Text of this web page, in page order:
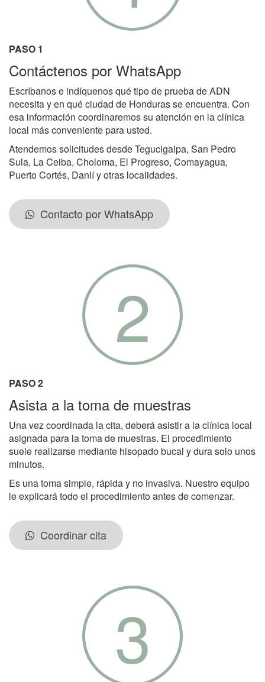
PASO 1
Contáctenos por WhatsApp
Escríbanos e indíquenos qué tipo de prueba de ADN
necesita y en qué ciudad de Honduras se encuentra. Con
esa información coordinaremos su atención en la clínica
local más conveniente para usted.
Atendemos solicitudes desde Tegucigalpa, San Pedro
Sula, La Ceiba, Choloma, El Progreso, Comayagua,
Puerto Cortés, Danlí y otras localidades.
Contacto por WhatsApp
2
PASO 2
Asista a la toma de muestras
Una vez coordinada la cita, deberá asistir a la clínica local
asignada para la toma de muestras. El procedimiento
suele realizarse mediante hisopado bucal y dura solo unos
minutos.
Es una toma simple, rápida y no invasiva. Nuestro equipo
le explicará todo el procedimiento antes de comenzar.
Coordinar cita
3